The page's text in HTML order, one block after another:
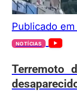
Publicado em
NOTÍCIAS
Terremoto